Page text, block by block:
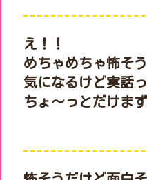
え！！
めちゃめちゃ怖そう
気になるけど実話
ちょ〜っとだけま